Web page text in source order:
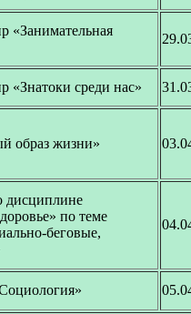
«Занимательная
«Знатоки среди нас»
образ жизни»
дисциплине
по теме
беговые,